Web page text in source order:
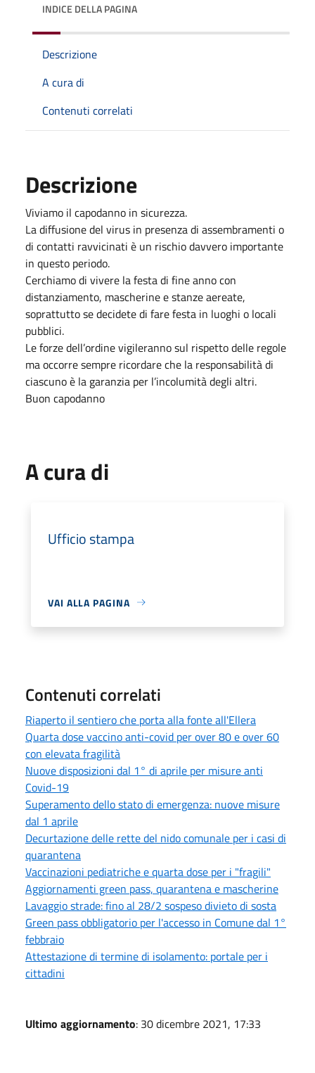
INDICE DELLA PAGINA
Descrizione
A cura di
Contenuti correlati
Descrizione
Viviamo il capodanno in sicurezza.
La diffusione del virus in presenza di assembramenti o
di contatti ravvicinati è un rischio davvero importante
in questo periodo.
Cerchiamo di vivere la festa di fine anno con
distanziamento, mascherine e stanze aereate,
soprattutto se decidete di fare festa in luoghi o locali
pubblici.
Le forze dell’ordine vigileranno sul rispetto delle regole
ma occorre sempre ricordare che la responsabilità di
ciascuno è la garanzia per l’incolumità degli altri.
Buon capodanno
A cura di
Ufficio stampa
VAI ALLA PAGINA
Contenuti correlati
Riaperto il sentiero che porta alla fonte all'Ellera
Quarta dose vaccino anti-covid per over 80 e over 60
con elevata fragilità
Nuove disposizioni dal 1° di aprile per misure anti
Covid-19
Superamento dello stato di emergenza: nuove misure
dal 1 aprile
Decurtazione delle rette del nido comunale per i casi di
quarantena
Vaccinazioni pediatriche e quarta dose per i "fragili"
Aggiornamenti green pass, quarantena e mascherine
Lavaggio strade: fino al 28/2 sospeso divieto di sosta
Green pass obbligatorio per l'accesso in Comune dal 1°
febbraio
Attestazione di termine di isolamento: portale per i
cittadini
Ultimo aggiornamento: 30 dicembre 2021, 17:33